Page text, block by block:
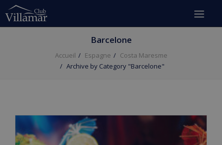
Barcelone
Accueil Espagne
Costa Maresme
Archive by Category "Barcelone"